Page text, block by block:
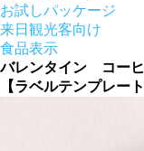
お試しパッケージ
来日観光客向け
食品表示
バレンタイン コーヒ
【ラベルテンプレート